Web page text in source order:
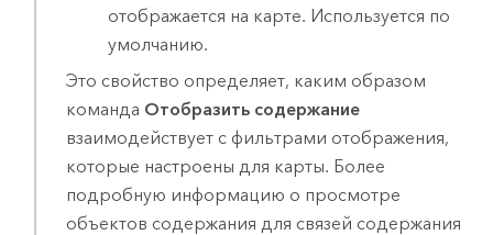
отображается на карте. Используется по
умолчанию.
Это свойство определяет, каким образом
команда Отобразить содержание
взаимодействует с фильтрами отображения,
которые настроены для карты. Более
подробную информацию о просмотре
объектов содержания для связей содержания